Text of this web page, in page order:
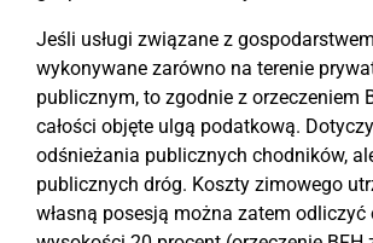
Jeśli usługi związane z
wykonywane zarówno na terenie
publicznym, to zgodnie z orzeczeniem
całości objęte ulgą podatkową.
odśnieżania publicznych chodników,
publicznych dróg. Koszty zimowego
własną posesją można zatem